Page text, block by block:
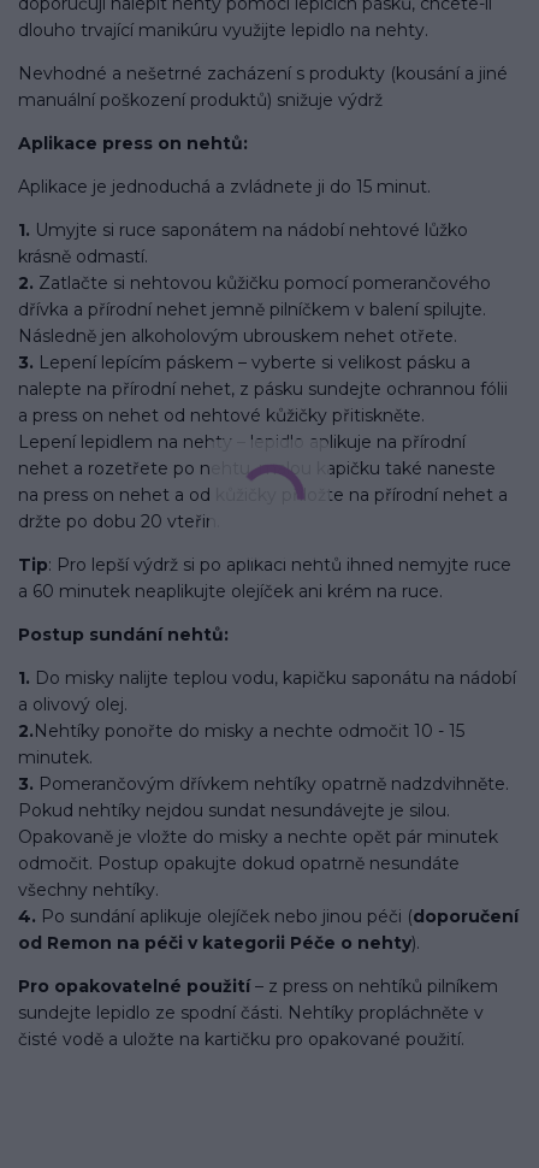
dlouho trvající manikúru využijte lepidlo na nehty.
Nevhodné a nešetrné zacházení s produkty (kousání a jiné
manuální poškození produktů) snižuje výdrž
Aplikace press on nehtů:
Aplikace je jednoduchá a zvládnete ji do 15 minut.
1. Umyjte si ruce saponátem na nádobí nehtové lůžko
krásně odmastí.
2. Zatlačte si nehtovou kůžičku pomocí pomerančového
dřívka a přírodní nehet jemně pilníčkem v balení spilujte.
Následně jen alkoholovým ubrouskem nehet otřete.
3. Lepení lepícím páskem – vyberte si velikost pásku a
nalepte na přírodní nehet, z pásku sundejte ochrannou fólii
a press on nehet od nehtové kůžičky přitiskněte.
Lepení lepidlem na nehty – lepidlo aplikuje na přírodní
nehet a rozetřete po nehtu, malou kapičku také naneste
na press on nehet a od kůžičky přiložte na přírodní nehet a
držte po dobu 20 vteřin.
Tip: Pro lepší výdrž si po aplikaci nehtů ihned nemyjte ruce
a 60 minutek neaplikujte olejíček ani krém na ruce.
Postup sundání nehtů:
1. Do misky nalijte teplou vodu, kapičku saponátu na nádobí
a olivový olej.
2.Nehtíky ponořte do misky a nechte odmočit 10 - 15
minutek.
3. Pomerančovým dřívkem nehtíky opatrně nadzdvihněte.
Pokud nehtíky nejdou sundat nesundávejte je silou.
Opakovaně je vložte do misky a nechte opět pár minutek
odmočit. Postup opakujte dokud opatrně nesundáte
všechny nehtíky.
4. Po sundání aplikuje olejíček nebo jinou péči (doporučení
od Remon na péči v kategorii Péče o nehty).
Pro opakovatelné použití– z press on nehtíků pilníkem
sundejte lepidlo ze spodní části. Nehtíky propláchněte v
čisté vodě a uložte na kartičku pro opakované použití.